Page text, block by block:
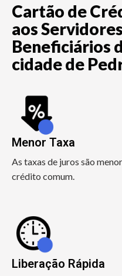
Cartão de
aos
Beneficiários
cidade de
Menor Taxa
As taxas de juros são
crédito comum.
Liberação Rápida